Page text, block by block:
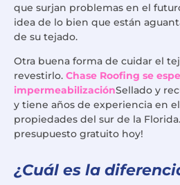
que surjan problemas en el
idea de lo bien que están
de su tejado.
Otra buena forma de cuidar el
revestirlo. Chase Roofing se
impermeabilizaciónSellado y
y tiene años de experiencia en
propiedades del sur de la
presupuesto gratuito hoy!
¿Cuál es la